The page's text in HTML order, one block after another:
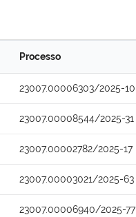
Processo
23007.00006303/2025-10
23007.00008544/2025-31
23007.00002782/2025-17
23007.00003021/2025-63
23007.00006940/2025-77